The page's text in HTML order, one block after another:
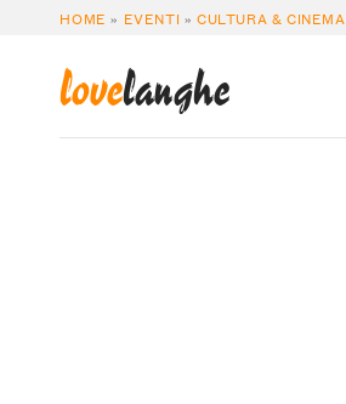
HOME » EVENTI »CULTURA & CINEMA
lovelanghe